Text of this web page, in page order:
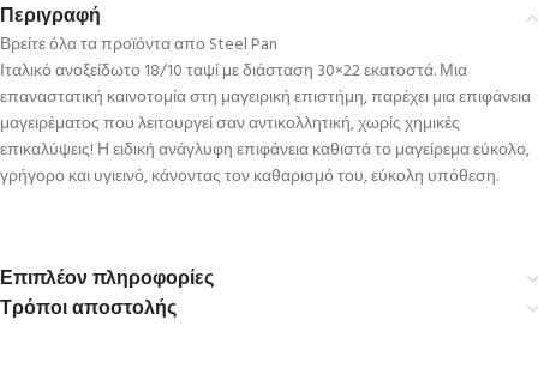
Περιγραφή
Βρείτε όλα τα προϊόντα απο Steel Pan
Ιταλικό ανοξείδωτο 18/10 ταψί με διάσταση 30×22 εκατοστά. Μια
επαναστατική καινοτομία στη μαγειρική επιστήμη, παρέχει μια επιφάνεια
μαγειρέματος που λειτουργεί σαν αντικολλητική, χωρίς χημικές
επικαλύψεις! Η ειδική ανάγλυφη επιφάνεια καθιστά το μαγείρεμα εύκολο,
γρήγορο και υγιεινό, κάνοντας τον καθαρισμό του, εύκολη υπόθεση.
Επιπλέον πληροφορίες
Τρόποι αποστολής